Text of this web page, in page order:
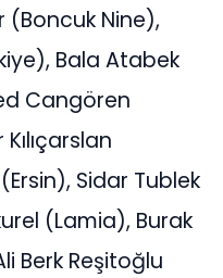
(Boncuk Nine),
Bala Atabek
Cangören
Sidar Tublek
(Lamia), Burak
Berk Reşitoğlu